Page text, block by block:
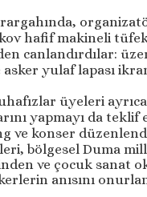
hafif makineli
canlandırdılar:
asker yulaf lapası
üyeleri
yapmayı da teklif
ve konser
bölgesel Duma
ve çocuk sanat
anısını